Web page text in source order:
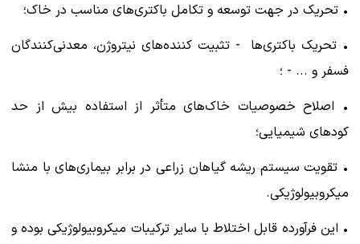
• تحریک در جهت توسعه و تکامل باکتری‌های مناسب در خاک؛
• تحریک باکتری‌ها - تثبیت کننده‌های نیتروژن، معدنی‌کنندگان
فسفر و ... - ؛
• اصلاح خصوصیات خاک‌های متأثر از استفاده بیش از حد
کودهای شیمیایی؛
• تقویت سیستم ریشه گیاهان زراعی در برابر بیماری‌های با منشا
میکروبیولوژیکی.
• این فرآورده قابل اختلاط با سایر ترکیبات میکروبیولوژیکی بوده و